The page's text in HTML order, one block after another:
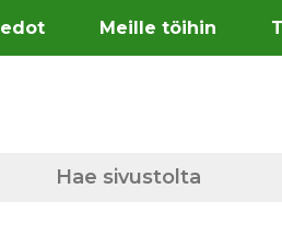
Meille töihin